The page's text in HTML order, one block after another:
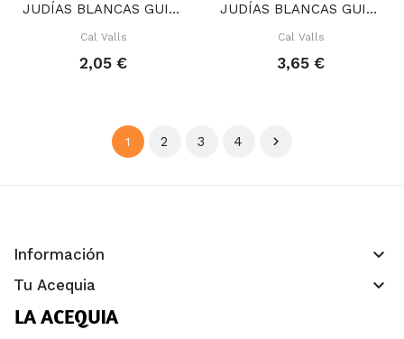
JUDÍAS BLANCAS GUISADAS 350 GR
Cal Valls
2,05 €
JUDÍAS BLANCAS GUISADAS 700 GR
Cal Valls
3,65 €
1 2 3 4 
Información keyboard_arrow_down
Tu Acequia keyboard_arrow_down